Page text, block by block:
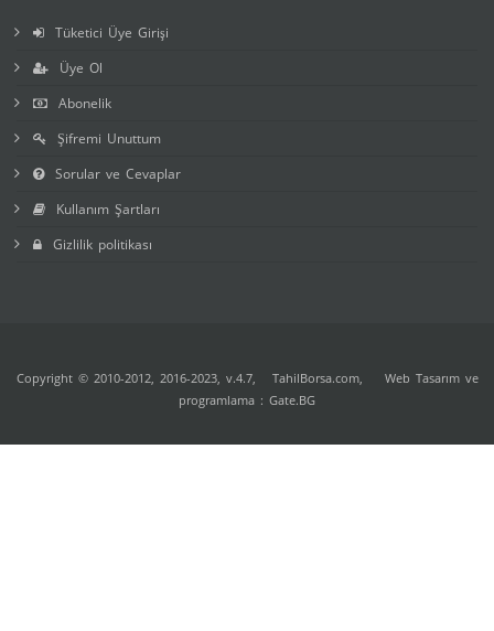
Tüketici Üye Girişi
Üye Ol
Abonelik
Şifremi Unuttum
Sorular ve Cevaplar
Kullanım Şartları
Gizlilik politikası
Copyright © 2010-2012, 2016-2023, v.4.7, TahilBorsa.com, Web Tasarım ve
programlama : Gate.BG